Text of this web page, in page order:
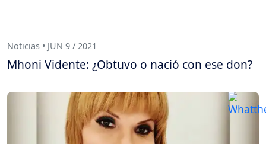
Noticias • JUN 9 / 2021
Mhoni Vidente: ¿Obtuvo o nació con ese don?